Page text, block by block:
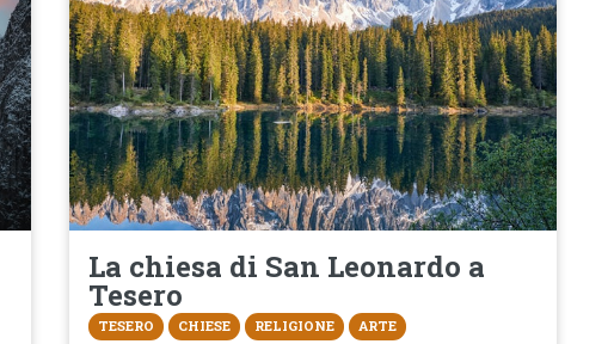
La chiesa di San Leonardo a
Tesero
TESERO CHIESE RELIGIONE ARTE